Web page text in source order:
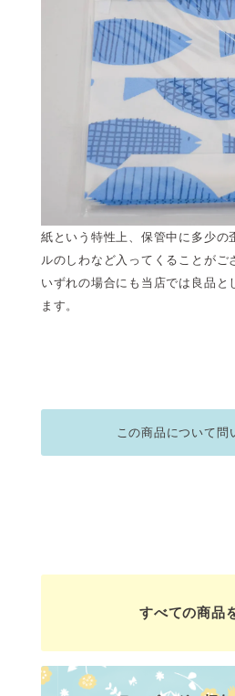
紙という特性上、保管中に多少の
ルのしわなど入ってくることがご
いずれの場合にも当店では良品と
ます。
この商品について問
すべての商品